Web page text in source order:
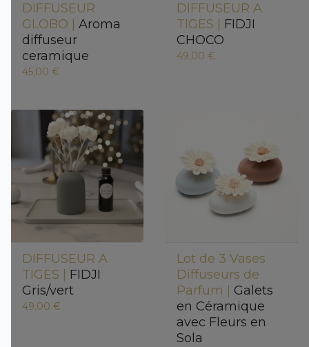
DIFFUSEUR
GLOBO | Aroma
diffuseur
ceramique
45,00 €
DIFFUSEUR A
TIGES | FIDJI
CHOCO
49,00 €
DIFFUSEUR A
TIGES | FIDJI
Gris/vert
49,00 €
Lot de 3 Vases
Diffuseurs de
Parfum | Galets
en Céramique
avec Fleurs en
Sola